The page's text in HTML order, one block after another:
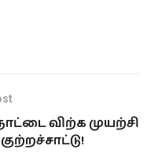
விற்க முயற்சி